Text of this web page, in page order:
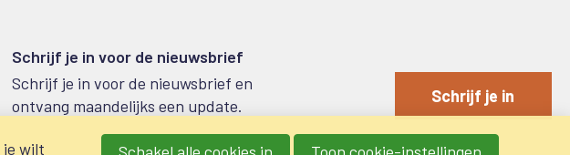
Schrijf je in voor de nieuwsbrief
Schrijf je in voor de nieuwsbrief en
ontvang maandelijks een update.
Schrijf je in
je wilt